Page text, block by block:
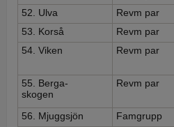
52. Ulva
Revm par
53. Korså
Revm par
54. Viken
Revm par
55. Berga-
skogen
Revm par
56. Mjuggsjön Famgrupp